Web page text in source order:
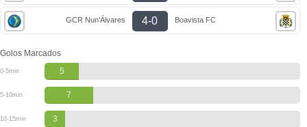
GCR Nun’Álvares 4-0 Boavista FC
Golos Marcados
0-5min 5
5-10min 7
10-15min 3